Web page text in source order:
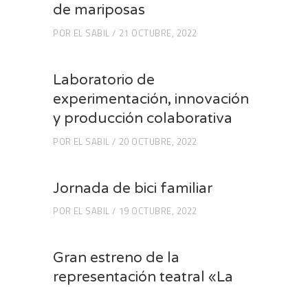
de mariposas
POR EL SABIL 21 OCTUBRE, 2022
Laboratorio de
experimentación, innovación
y producción colaborativa
POR EL SABIL 20 OCTUBRE, 2022
Jornada de bici familiar
POR EL SABIL 19 OCTUBRE, 2022
Gran estreno de la
representación teatral «La